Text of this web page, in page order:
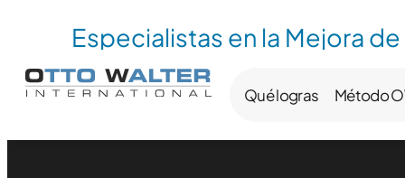
Especialistas en la Mejora
Qué logras Método